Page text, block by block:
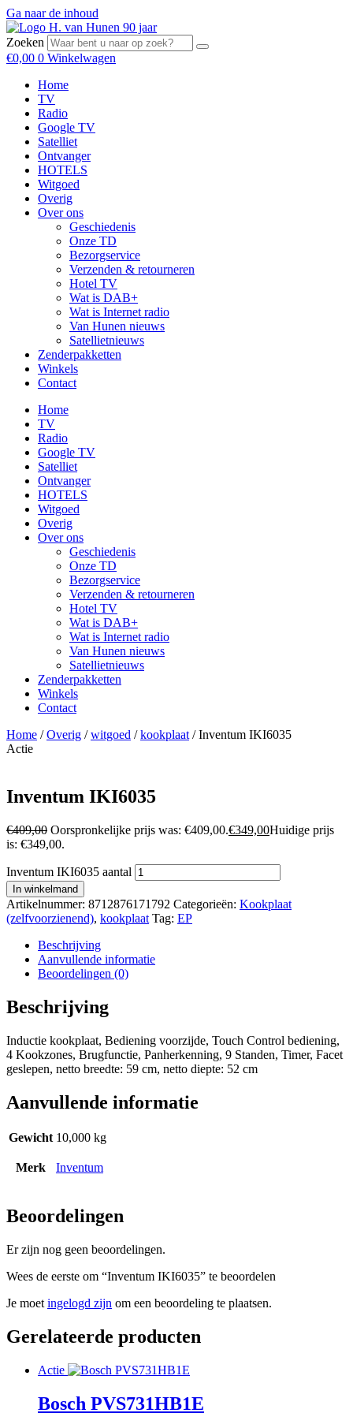
Ga naar de inhoud
Zoeken
€0,00 0 Winkelwagen
Home
TV
Radio
Google TV
Satelliet
Ontvanger
HOTELS
Witgoed
Overig
Over ons
Geschiedenis
Onze TD
Bezorgservice
Verzenden & retourneren
Hotel TV
Wat is DAB+
Wat is Internet radio
Van Hunen nieuws
Satellietnieuws
Zenderpakketten
Winkels
Contact
Home
TV
Radio
Google TV
Satelliet
Ontvanger
HOTELS
Witgoed
Overig
Over ons
Geschiedenis
Onze TD
Bezorgservice
Verzenden & retourneren
Hotel TV
Wat is DAB+
Wat is Internet radio
Van Hunen nieuws
Satellietnieuws
Zenderpakketten
Winkels
Contact
Home /Overig /witgoed /kookplaat / Inventum IKI6035
Actie
Inventum IKI6035
€409,00 Oorspronkelijke prijs was: €409,00.€349,00Huidige prijs
is: €349,00.
Inventum IKI6035 aantal
In winkelmand
Artikelnummer: 8712876171792 Categorieën: Kookplaat
(zelfvoorzienend), kookplaat Tag: EP
Beschrijving
Aanvullende informatie
Beoordelingen (0)
Beschrijving
Inductie kookplaat, Bediening voorzijde, Touch Control bediening,
4 Kookzones, Brugfunctie, Panherkenning, 9 Standen, Timer, Facet
geslepen, netto breedte: 59 cm, netto diepte: 52 cm
Aanvullende informatie
Gewicht 10,000 kg
Merk Inventum
Beoordelingen
Er zijn nog geen beoordelingen.
Wees de eerste om “Inventum IKI6035” te beoordelen
Je moet ingelogd zijn om een beoordeling te plaatsen.
Gerelateerde producten
Actie
Bosch PVS731HB1E